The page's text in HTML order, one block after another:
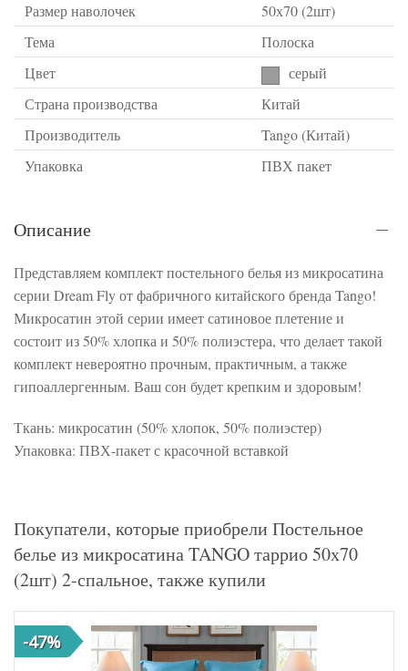
Размер наволочек
50х70 (2шт)
Тема
Полоска
Цвет
серый
Страна производства
Китай
Производитель
Tango (Китай)
Упаковка
ПВХ пакет
Описание
Представляем комплект постельного белья из микросатина
серии Dream Fly от фабричного китайского бренда Tango!
Микросатин этой серии имеет сатиновое плетение и
состоит из 50% хлопка и 50% полиэстера, что делает такой
комплект невероятно прочным, практичным, а также
гипоаллергенным. Ваш сон будет крепким и здоровым!
Ткань: микросатин (50% хлопок, 50% полиэстер)
Упаковка: ПВХ-пакет с красочной вставкой
Покупатели, которые приобрели Постельное
белье из микросатина TANGO таррио 50х70
(2шт) 2-спальное, также купили
-47%